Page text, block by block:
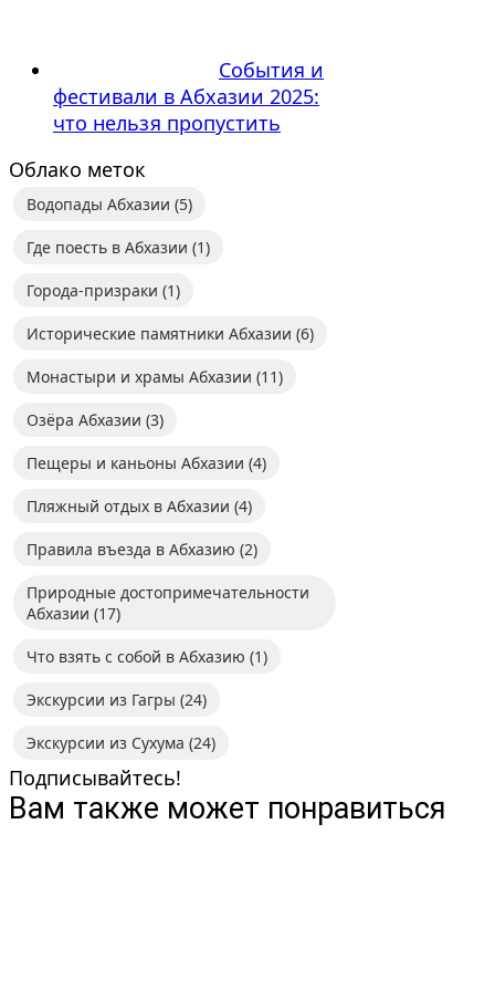
События и
фестивали в Абхазии 2025:
что нельзя пропустить
Облако меток
Водопады Абхазии (5)
Где поесть в Абхазии (1)
Города-призраки (1)
Исторические памятники Абхазии (6)
Монастыри и храмы Абхазии (11)
Озёра Абхазии (3)
Пещеры и каньоны Абхазии (4)
Пляжный отдых в Абхазии (4)
Правила въезда в Абхазию (2)
Природные достопримечательности
Абхазии (17)
Что взять с собой в Абхазию (1)
Экскурсии из Гагры (24)
Экскурсии из Сухума (24)
Подписывайтесь!
Вам также может понравиться